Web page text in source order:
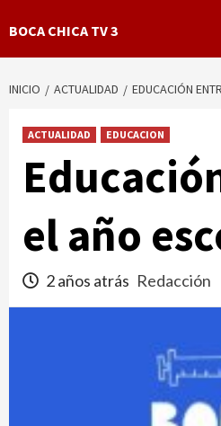
BOCA CHICA TV 3
INICIO ACTUALIDAD EDUCACIÓN
ACTUALIDAD EDUCACION
el año
2 años atrás Redacción